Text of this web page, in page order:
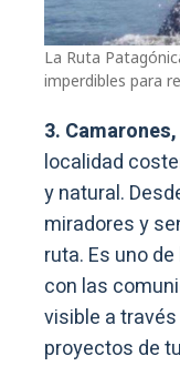
La Ruta
imperdibles para
3.
localidad
y natural.
miradores y
ruta. Es uno
con las
visible a
proyectos de